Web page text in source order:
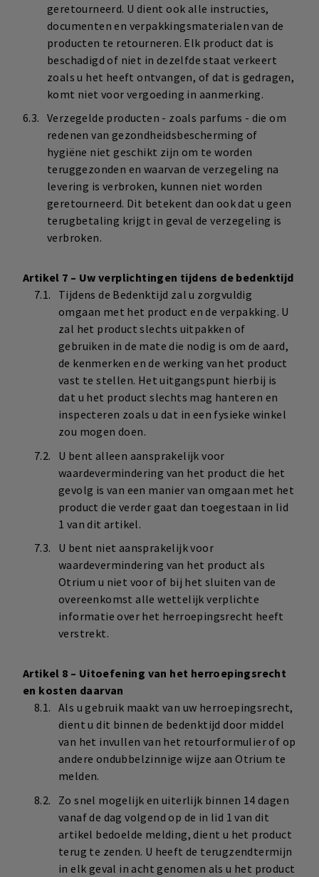
geretourneerd. U dient ook alle instructies,
documenten en verpakkingsmaterialen van de
producten te retourneren. Elk product dat is
beschadigd of niet in dezelfde staat verkeert
zoals u het heeft ontvangen, of dat is gedragen,
komt niet voor vergoeding in aanmerking.
Verzegelde producten - zoals parfums - die om
redenen van gezondheidsbescherming of
hygiëne niet geschikt zijn om te worden
teruggezonden en waarvan de verzegeling na
levering is verbroken, kunnen niet worden
geretourneerd. Dit betekent dan ook dat u geen
terugbetaling krijgt in geval de verzegeling is
verbroken.
Artikel 7 – Uw verplichtingen tijdens de bedenktijd
Tijdens de Bedenktijd zal u zorgvuldig
omgaan met het product en de verpakking. U
zal het product slechts uitpakken of
gebruiken in de mate die nodig is om de aard,
de kenmerken en de werking van het product
vast te stellen. Het uitgangspunt hierbij is
dat u het product slechts mag hanteren en
inspecteren zoals u dat in een fysieke winkel
zou mogen doen.
U bent alleen aansprakelijk voor
waardevermindering van het product die het
gevolg is van een manier van omgaan met het
product die verder gaat dan toegestaan in lid
1 van dit artikel.
U bent niet aansprakelijk voor
waardevermindering van het product als
Otrium u niet voor of bij het sluiten van de
overeenkomst alle wettelijk verplichte
informatie over het herroepingsrecht heeft
verstrekt.
Artikel 8 – Uitoefening van het herroepingsrecht
en kosten daarvan
Als u gebruik maakt van uw herroepingsrecht,
dient u dit binnen de bedenktijd door middel
van het invullen van het retourformulier of op
andere ondubbelzinnige wijze aan Otrium te
melden.
Zo snel mogelijk en uiterlijk binnen 14 dagen
vanaf de dag volgend op de in lid 1 van dit
artikel bedoelde melding, dient u het product
terug te zenden. U heeft de terugzendtermijn
in elk geval in acht genomen als u het product